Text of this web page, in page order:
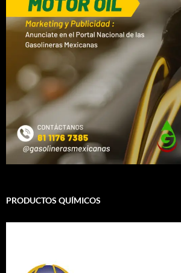
PRODUCTOS QUÍMICOS